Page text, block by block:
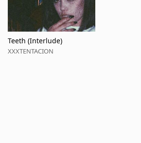
Teeth (Interlude)
XXXTENTACION